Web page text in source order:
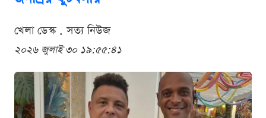
খেলা ডেস্ক . সত্য নিউজ
২০২৬ জুলাই ৩০ ১৯:৫৫:৪১